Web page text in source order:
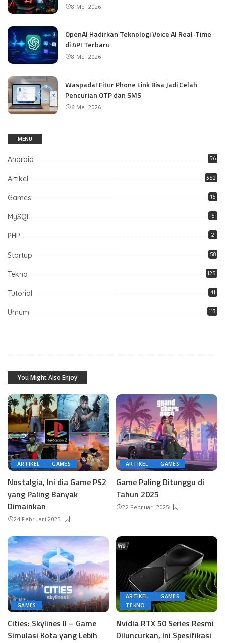
8 Mei 2026
OpenAI Hadirkan Teknologi Voice AI Real-Time
di API Terbaru
8 Mei 2026
Waspada! Fitur Phone Link Bisa Jadi Celah
Pencurian OTP dan SMS
6 Mei 2026
MENU
Android 56
Artikel 352
Games 15
MySQL 5
PHP 2
Startup 58
Tekno 125
Tutorial 41
Umum 113
You Might Also Enjoy
ARTIKEL GAMES
Nostalgia, Ini dia Game PS2
yang Paling Banyak
Dimainkan
24 Februari 2025
ARTIKEL GAMES
Game Paling Ditunggu di
Tahun 2025
22 Februari 2025
GAMES
Cities: Skylines II – Game
Simulasi Kota yang Lebih
ARTIKEL
GAMES
TEKNO
Nvidia RTX 50 Series Resmi
Diluncurkan, Ini Spesifikasi